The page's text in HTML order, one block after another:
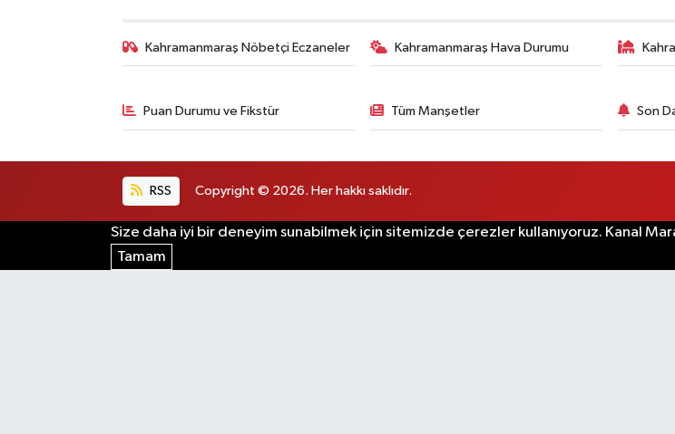
Kahramanmaraş Nöbetçi Eczaneler Kahramanmaraş Hava Durumu
Puan Durumu ve Fikstür Tüm Manşetler Son
RSS Copyright © 2026. Her hakkı saklıdır.
Size daha iyi bir deneyim sunabilmek için sitemizde çerezler kullanıyoruz. Kanal
Tamam